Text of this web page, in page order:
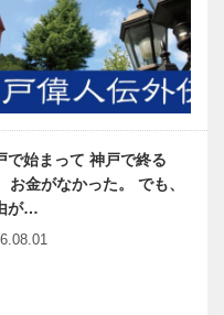
で始まって 神戸で終る
金がなかった。 でも、
が…